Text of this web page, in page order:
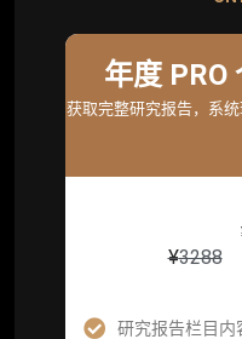
年度 PRO
获取完整研究报告，系
¥3288
研究报告栏目内
机构标
获取机
服)